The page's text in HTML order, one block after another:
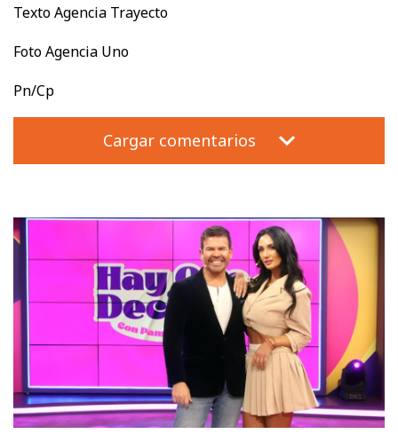
Texto Agencia Trayecto
Foto Agencia Uno
Pn/Cp
Cargar comentarios